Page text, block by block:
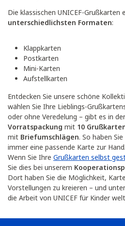
Die klassischen UNICEF-Grußkarten
unterschiedlichsten Formaten:
Klappkarten
Postkarten
Mini-Karten
Aufstellkarten
Entdecken Sie unsere schöne
wählen Sie Ihre Lieblings-
oder ohne Veredelung – gibt es in
Vorratspackung mit 10
mit Briefumschlägen. So haben
immer eine passende Karte zur Hand.
Wenn Sie Ihre Grußkarten selbst
Sie dies bei unserem
Dort haben Sie die Möglichkeit,
Vorstellungen zu kreieren – und
die Arbeit von UNICEF für Kinder